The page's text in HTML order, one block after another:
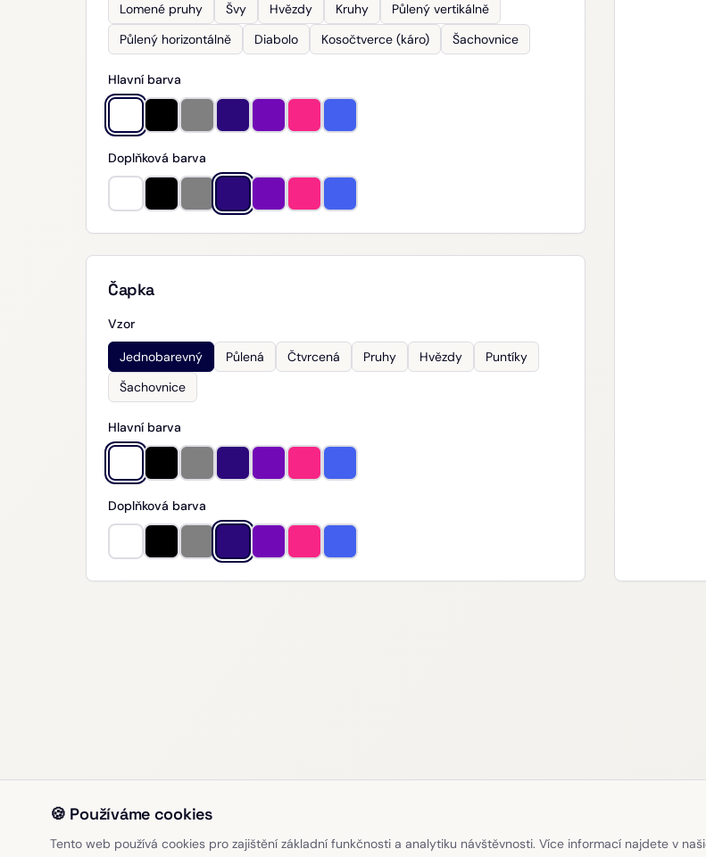
🍪 Používáme cookies
Tento web používá cookies pro zajištění základní funkčnosti a analytiku návštěvnosti. Více informací najdete v
Lomené pruhy
Švy Hvězdy Kruhy
Půlený vertikálně
Půlený horizontálně
Diabolo Kosočtverce (káro) Šachovnice
Hlavní barva
Doplňková barva
Čapka
Vzor
Jednobarevný Půlená Čtvrcená Pruhy Hvězdy
Puntíky
Šachovnice
Hlavní barva
Doplňková barva